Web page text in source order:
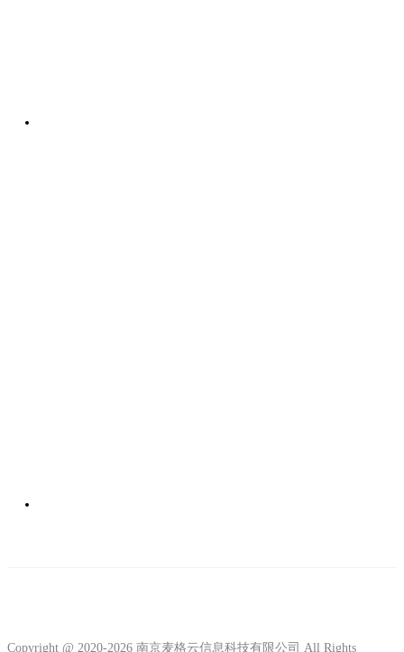
Copyright @ 2020-2026 南京麦格云信息科技有限公司 All Rights